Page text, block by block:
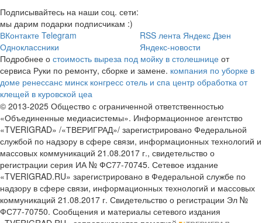
Подписывайтесь на наши соц. сети:
мы дарим подарки подписчикам :)
ВКонтакте Telegram
Одноклассники
RSS лента Яндекс Дзен
Яндекс-новости
Подробнее о стоимость выреза под мойку в столешнице от
сервиса Руки по ремонту, сборке и замене. компания по уборке в
доме ренессанс минск конгресс отель и спа центр обработка от
клещей в куровской цеа
© 2013-2025 Общество с ограниченной ответственностью
«Объединенные медиасистемы». Информационное агентство
«TVERIGRAD» /«ТВЕРИГРАД»/ зарегистрировано Федеральной
службой по надзору в сфере связи, информационных технологий и
массовых коммуникаций 21.08.2017 г., свидетельство о
регистрации серия ИА № ФС77-70745. Сетевое издание
«TVERIGRAD.RU» зарегистрировано в Федеральной службе по
надзору в сфере связи, информационных технологий и массовых
коммуникаций 21.08.2017 г. Свидетельство о регистрации Эл №
ФС77-70750. Сообщения и материалы сетевого издания